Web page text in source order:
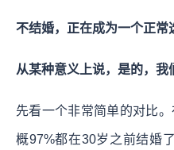
不结婚，正在成为一个正常
从某种意义上说，是的，我
先看一个非常简单的对比
概97%都在30岁之前结婚